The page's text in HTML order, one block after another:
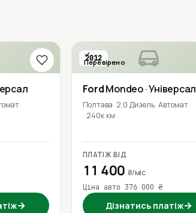
→
2012
Перевірено
FordMondeo· Універсал
Полтава 2.0 Дизель Автомат
240к км
ПЛАТІЖ ВІД
11 400 ₴/міс
Ціна авто 376 000 ₴
Дізнатись платіж→